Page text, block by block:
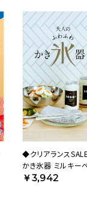
◆クリアランス
かき氷器 ミルキー
B3MBE 【HO】
￥3,942